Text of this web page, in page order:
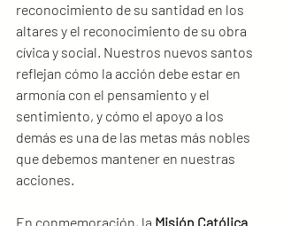
reconocimiento de su santidad en los
altares y el reconocimiento de su obra
cívica y social. Nuestros nuevos santos
reflejan cómo la acción debe estar en
armonía con el pensamiento y el
sentimiento, y cómo el apoyo a los
demás es una de las metas más nobles
que debemos mantener en nuestras
acciones.
En conmemoración, la Misión Católica